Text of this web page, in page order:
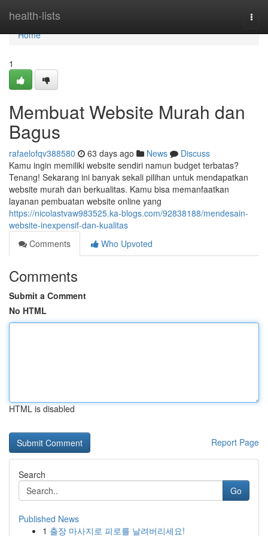
health-lists
Home
Home
1
Membuat Website Murah dan
Bagus
rafaelofqv388580 63 days ago News
Discuss
Kamu ingin memiliki website sendiri namun budget terbatas?
Tenang! Sekarang ini banyak sekali pilihan untuk mendapatkan
website murah dan berkualitas. Kamu bisa memanfaatkan
layanan pembuatan website online yang
https://nicolastvaw983525.ka-blogs.com/92838188/mendesain-
website-inexpensif-dan-kualitas
Comments
Who Upvoted
Comments
Submit a Comment
No HTML
HTML is disabled
Report Page
Search
Go
Published News
1 출장 마사지로 피로를 날려버리세요!